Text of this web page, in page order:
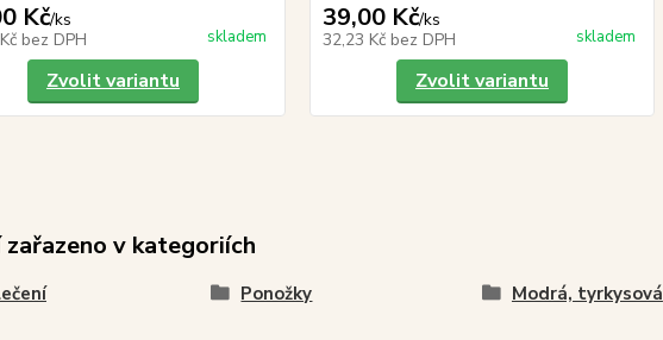
Kč/ks
bez DPH skladem
Zvolit variantu
39,00 Kč/ks
32,23 Kč bez DPH skladem
Zvolit variantu
zařazeno v kategoriích
Ponožky Modrá, tyrkysová